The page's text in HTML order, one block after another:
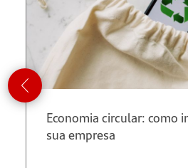
É possível
garantir
13º
salário
sendo
empreendedor?
O 13º
Economia circular: como
sua empresa